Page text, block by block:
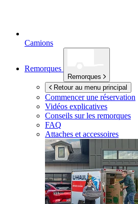
Camions
Remorques
Remorques
Retour au menu principal
Commencer une réservation
Vidéos explicatives
Conseils sur les remorques
FAQ
Attaches et accessoires